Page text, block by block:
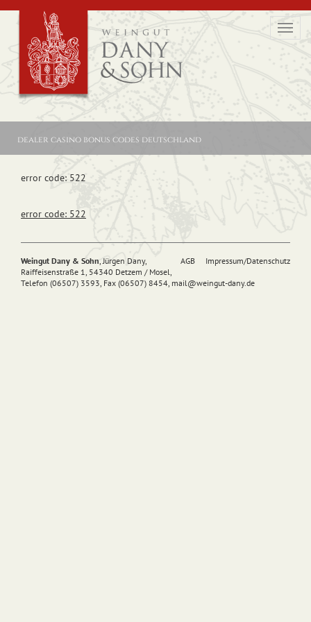
dealer casino bonus codes deutschland
error code: 522
error code: 522
AGB Impressum/Datenschutz
Weingut Dany & Sohn, Jürgen Dany,
Raiffeisenstraße 1, 54340 Detzem / Mosel,
Telefon (06507) 3593, Fax (06507) 8454, mail@weingut-dany.de